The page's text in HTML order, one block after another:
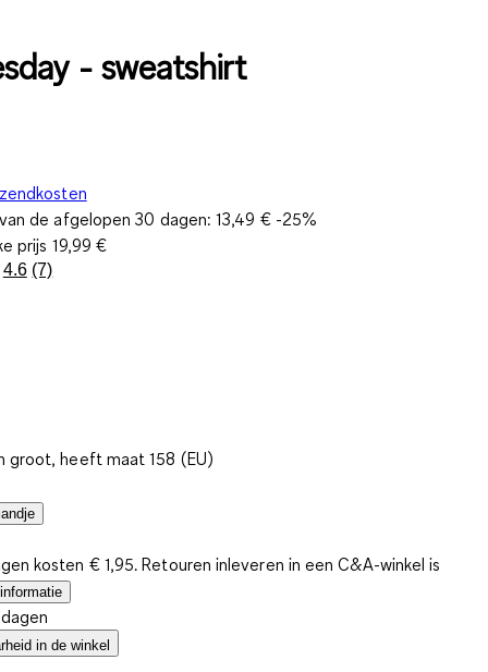
- sweatshirt
de afgelopen 30 dagen:13,49 €-25%
prijs 19,99 €
4.6 Lees
(7)
groot, heeft maat 158 (EU)
kosten € 1,95. Retouren inleveren in een C&A-winkel is
in de winkel